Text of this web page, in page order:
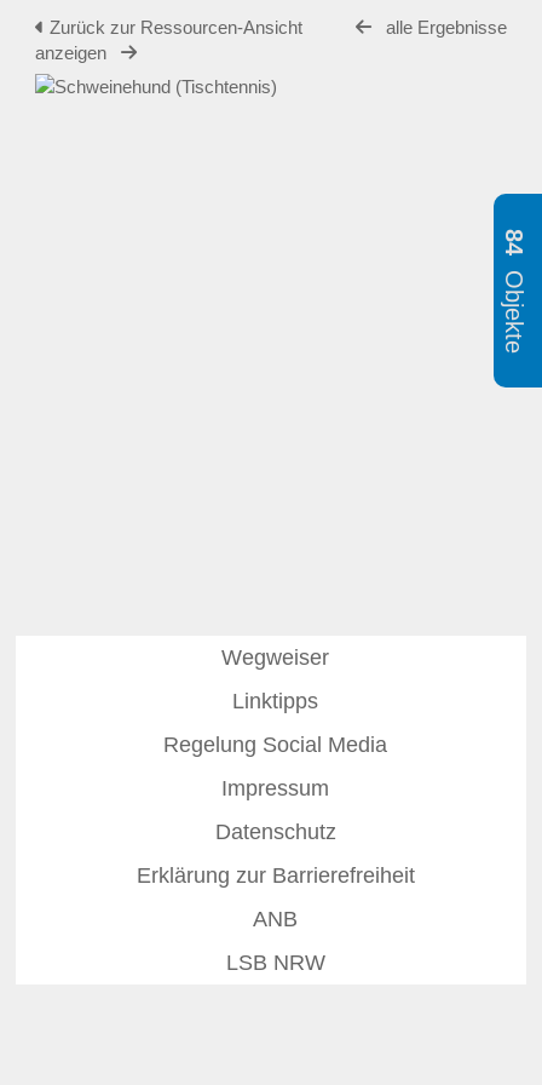
Zurück zur Ressourcen-Ansicht
alle Ergebnisse
anzeigen
Wegweiser
Linktipps
Regelung Social Media
Impressum
Datenschutz
Erklärung zur Barrierefreiheit
ANB
LSB NRW
84
Objekte